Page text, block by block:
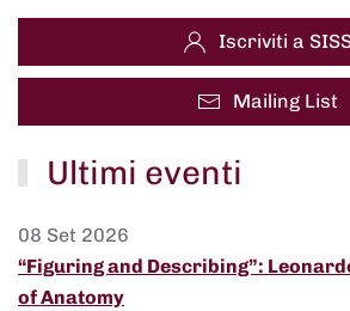
Iscriviti a
Mailing List
Ultimi eventi
08 Set 2026
“Figuring and Describing”:
of Anatomy